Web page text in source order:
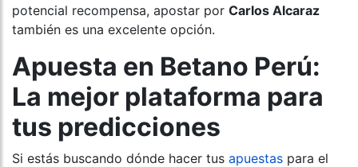
potencial recompensa, apostar por Carlos Alcaraz
también es una excelente opción.
Apuesta en Betano Perú:
La mejor plataforma para
tus predicciones
Si estás buscando dónde hacer tus apuestas para el